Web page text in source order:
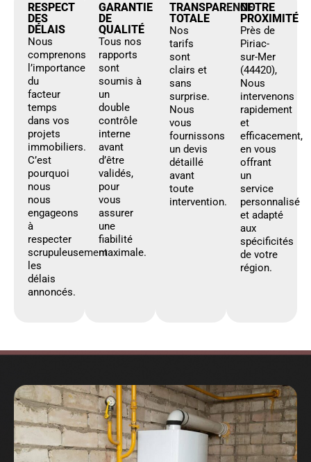
RESPECT
DES
DÉLAIS
Nous
comprenons
l’importance
du
facteur
temps
dans vos
projets
immobiliers.
C’est
pourquoi
nous
nous
engageons
à
respecter
scrupuleusement
les
délais
annoncés.
GARANTIE
DE
QUALITÉ
Tous nos
rapports
sont
soumis à
un
double
contrôle
interne
avant
d’être
validés,
pour
vous
assurer
une
fiabilité
maximale.
TRANSPARENCE
TOTALE
Nos
tarifs
sont
clairs et
sans
surprise.
Nous
vous
fournissons
un devis
détaillé
avant
toute
intervention.
NOTRE
PROXIMITÉ
Près de
Piriac-
sur-Mer
(44420),
Nous
intervenons
rapidement
et
efficacement,
en vous
offrant
un
service
personnalisé
et adapté
aux
spécificités
de votre
région.